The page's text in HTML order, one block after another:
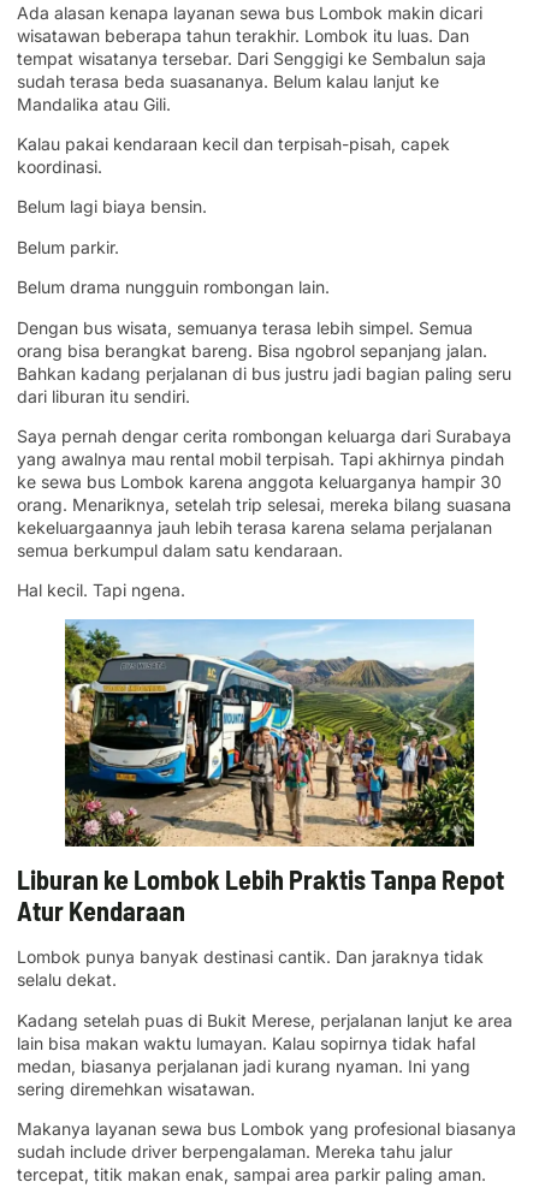
Ada alasan kenapa layanan sewa bus Lombok makin dicari
wisatawan beberapa tahun terakhir. Lombok itu luas. Dan
tempat wisatanya tersebar. Dari Senggigi ke Sembalun saja
sudah terasa beda suasananya. Belum kalau lanjut ke
Mandalika atau Gili.
Kalau pakai kendaraan kecil dan terpisah-pisah, capek
koordinasi.
Belum lagi biaya bensin.
Belum parkir.
Belum drama nungguin rombongan lain.
Dengan bus wisata, semuanya terasa lebih simpel. Semua
orang bisa berangkat bareng. Bisa ngobrol sepanjang jalan.
Bahkan kadang perjalanan di bus justru jadi bagian paling seru
dari liburan itu sendiri.
Saya pernah dengar cerita rombongan keluarga dari Surabaya
yang awalnya mau rental mobil terpisah. Tapi akhirnya pindah
ke sewa bus Lombok karena anggota keluarganya hampir 30
orang. Menariknya, setelah trip selesai, mereka bilang suasana
kekeluargaannya jauh lebih terasa karena selama perjalanan
semua berkumpul dalam satu kendaraan.
Hal kecil. Tapi ngena.
Liburan ke Lombok Lebih Praktis Tanpa Repot
Atur Kendaraan
Lombok punya banyak destinasi cantik. Dan jaraknya tidak
selalu dekat.
Kadang setelah puas di Bukit Merese, perjalanan lanjut ke area
lain bisa makan waktu lumayan. Kalau sopirnya tidak hafal
medan, biasanya perjalanan jadi kurang nyaman. Ini yang
sering diremehkan wisatawan.
Makanya layanan sewa bus Lombok yang profesional biasanya
sudah include driver berpengalaman. Mereka tahu jalur
tercepat, titik makan enak, sampai area parkir paling aman.